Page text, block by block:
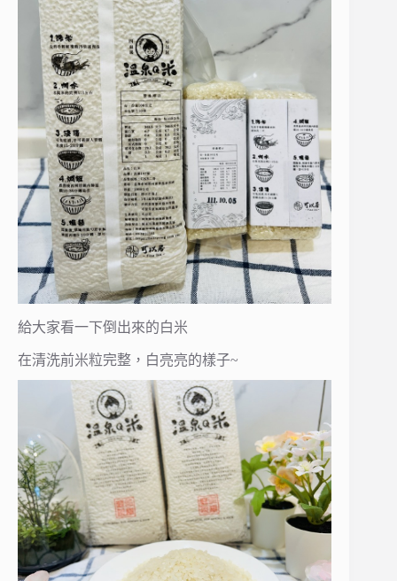
給大家看一下倒出來的白米
在清洗前米粒完整，白亮亮的樣子~